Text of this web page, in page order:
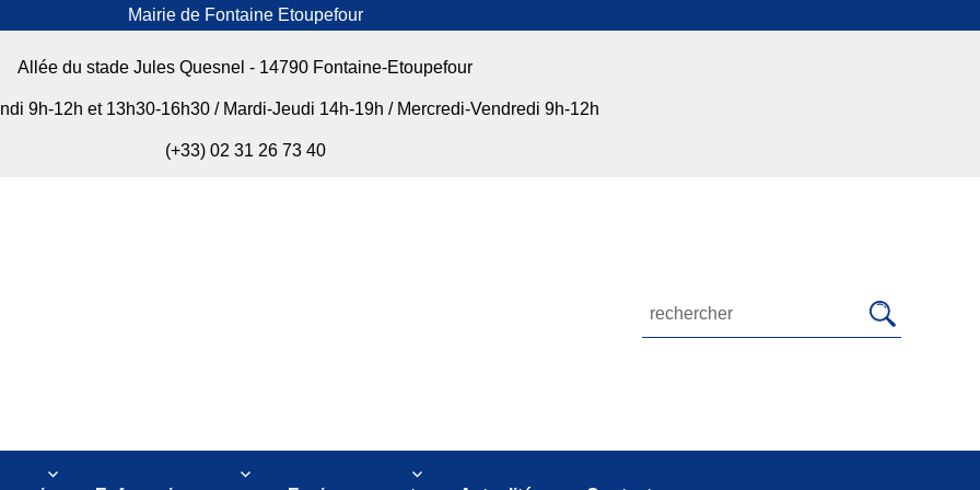
Mairie de Fontaine Etoupefour
Allée du stade Jules Quesnel - 14790 Fontaine-Etoupefour
9h-12h et 13h30-16h30 / Mardi-Jeudi 14h-19h / Mercredi-Vendredi 9h-12h
(+33) 02 31 26 73 40